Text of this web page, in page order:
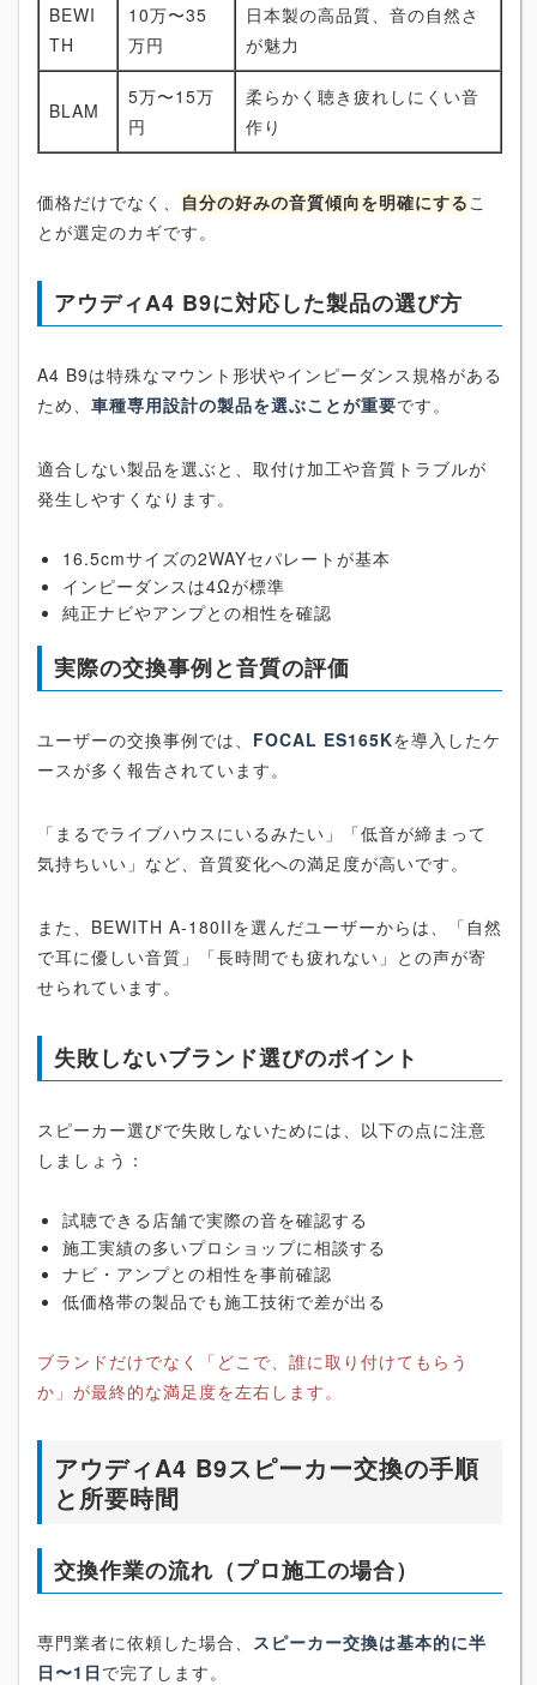
BEWI
TH
10万〜35
万円
日本製の高品質、音の自然さ
が魅力
BLAM
5万〜15万
円
柔らかく聴き疲れしにくい音
作り
価格だけでなく、 自分の好みの音質傾向を明確にするこ
とが選定のカギです。
アウディA4 B9に対応した製品の選び方
A4 B9は特殊なマウント形状やインピーダンス規格がある
ため、 車種専用設計の製品を選ぶことが重要です。
適合しない製品を選ぶと、取付け加工や音質トラブルが
発生しやすくなります。
16.5cmサイズの2WAYセパレートが基本
インピーダンスは4Ωが標準
純正ナビやアンプとの相性を確認
実際の交換事例と音質の評価
ユーザーの交換事例では、 FOCAL ES165Kを導入したケ
ースが多く報告されています。
「まるでライブハウスにいるみたい」「低音が締まって
気持ちいい」など、音質変化への満足度が高いです。
また、BEWITH A-180IIを選んだユーザーからは、「自然
で耳に優しい音質」「長時間でも疲れない」との声が寄
せられています。
失敗しないブランド選びのポイント
スピーカー選びで失敗しないためには、以下の点に注意
しましょう：
試聴できる店舗で実際の音を確認する
施工実績の多いプロショップに相談する
ナビ・アンプとの相性を事前確認
低価格帯の製品でも施工技術で差が出る
ブランドだけでなく「どこで、誰に取り付けてもらう
か」が最終的な満足度を左右します。
アウディA4 B9スピーカー交換の手順
と所要時間
交換作業の流れ（プロ施工の場合）
専門業者に依頼した場合、 スピーカー交換は基本的に半
日〜1日 で完了します。